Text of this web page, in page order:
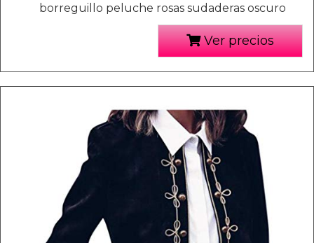
borreguillo peluche rosas sudaderas oscuro
Ver precios